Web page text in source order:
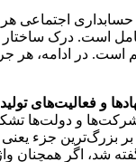
اجتماعی هر
است. درک
است. در ادامه، هر
شرکت‌ها و دولت‌ها
بزرگ‌ترین جزء یعنی
شد، اگر همچنان